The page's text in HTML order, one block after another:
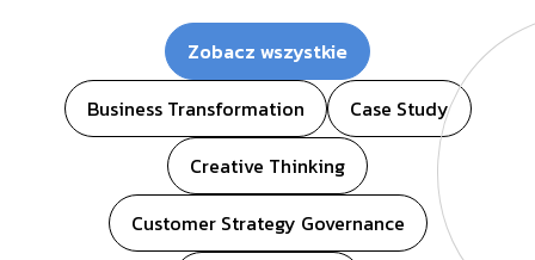
Zobacz wszystkie
Business Transformation
Case Study
Creative Thinking
Customer Strategy Governance